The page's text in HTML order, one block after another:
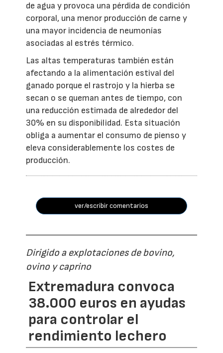
de agua y provoca una pérdida de condición
corporal, una menor producción de carne y
una mayor incidencia de neumonías
asociadas al estrés térmico.
Las altas temperaturas también están
afectando a la alimentación estival del
ganado porque el rastrojo y la hierba se
secan o se queman antes de tiempo, con
una reducción estimada de alrededor del
30% en su disponibilidad. Esta situación
obliga a aumentar el consumo de pienso y
eleva considerablemente los costes de
producción.
ver/escribir comentarios
Dirigido a explotaciones de bovino,
ovino y caprino
Extremadura convoca
38.000 euros en ayudas
para controlar el
rendimiento lechero